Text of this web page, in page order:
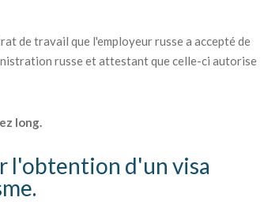
de travail que l'employeur russe a accepté de
russe et attestant que celle-ci autorise
long.
l'obtention d'un visa